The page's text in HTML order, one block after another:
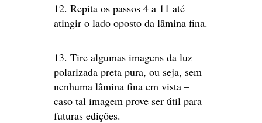
12. Repita os passos 4 a 11 até
atingir o lado oposto da lâmina fina.
13. Tire algumas imagens da luz
polarizada preta pura, ou seja, sem
nenhuma lâmina fina em vista –
caso tal imagem prove ser útil para
futuras edições.